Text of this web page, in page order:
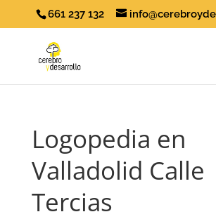
661 237 132
Logopedia en
Valladolid Calle
Tercias